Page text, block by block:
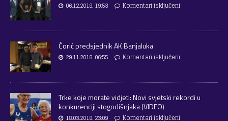
06.12.2018. 19:53 Komentari isključeni
Ćorić predsjednik AK Banjaluka
29.11.2018. 06:55 Komentari isključeni
Trke koje morate vidjeti: Novi svjetski rekordi u
konkurenciji stogodišnjaka (VIDEO)
18.03.2018. 23:09 Komentari isključeni